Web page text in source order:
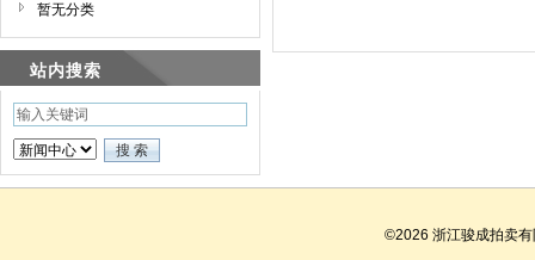
暂无分类
站内搜索
©2026 浙江骏成拍卖